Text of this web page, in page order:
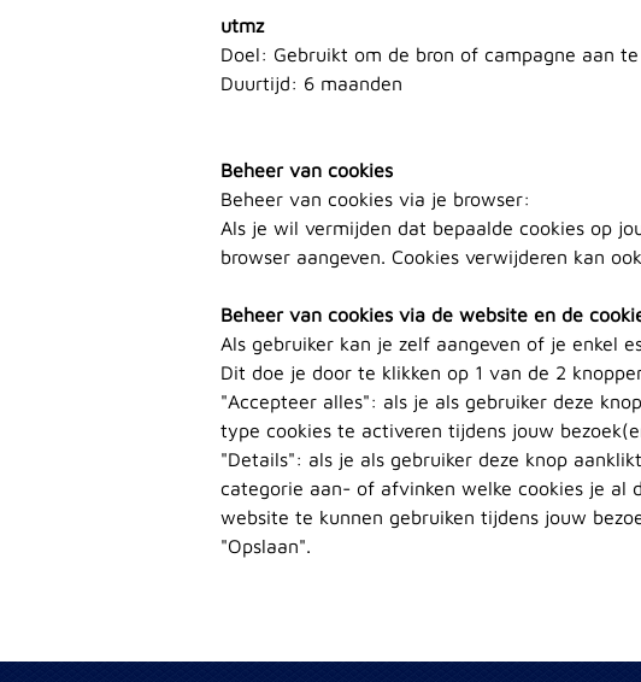
utmz
Doel: Gebruikt om de bron of campagne aan
Duurtijd: 6 maanden
Beheer van cookies
Beheer van cookies via je browser:
Als je wil vermijden dat bepaalde cookies op
browser aangeven. Cookies verwijderen kan
Beheer van cookies via de website en de
Als gebruiker kan je zelf aangeven of je enkel
Dit doe je door te klikken op 1 van de 2
"Accepteer alles": als je als gebruiker deze
type cookies te activeren tijdens jouw
"Details": als je als gebruiker deze knop
categorie aan- of afvinken welke cookies je al
website te kunnen gebruiken tijdens jouw
"Opslaan".